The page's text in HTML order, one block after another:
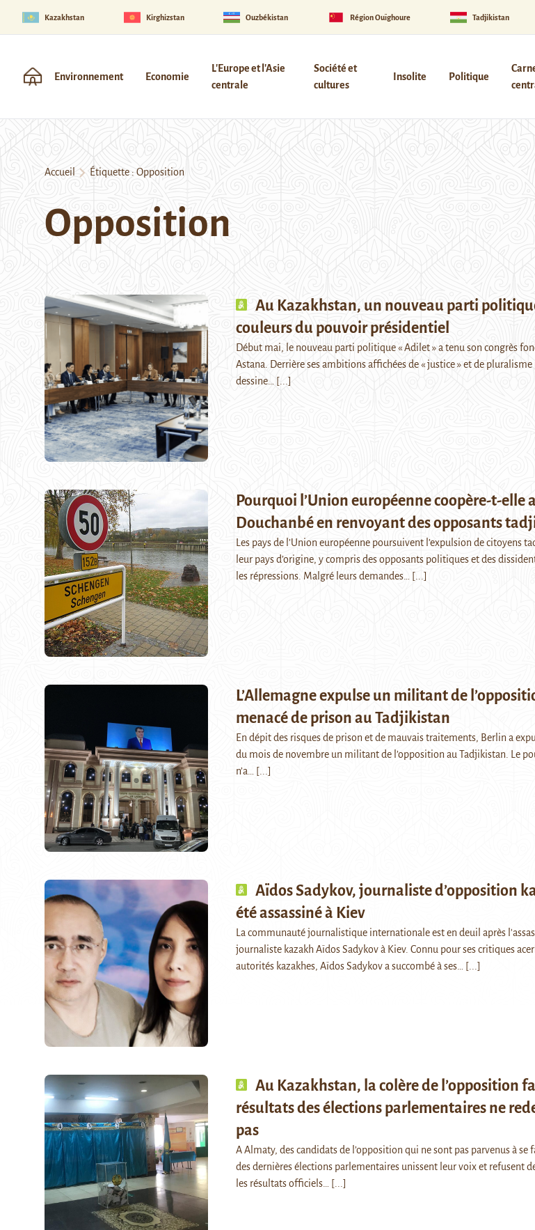
Kazakhstan Kirghizstan Ouzbékistan Région Ouïghoure Tadjikistan
Environnement Economie
L'Europe et l'Asie
centrale
Société et
cultures
Insolite Politique
Accueil Étiquette : Opposition
Opposition
Au Kazakhstan, un nouveau parti
couleurs du pouvoir présidentiel
Début mai, le nouveau parti politique « Adilet » a tenu son congrès
Astana. Derrière ses ambitions affichées de « justice » et de
dessine…
[...]
Pourquoi l’Union européenne coopère-t-elle
Douchanbé en renvoyant des opposants
Les pays de l’Union européenne poursuivent l’expulsion de citoyens
leur pays d’origine, y compris des opposants politiques et des
les répressions. Malgré leurs demandes…
[...]
L’Allemagne expulse un militant de
menacé de prison au Tadjikistan
En dépit des risques de prison et de mauvais traitements, Berlin a
du mois de novembre un militant de l’opposition au Tadjikistan. Le
n’a…
[...]
Aïdos Sadykov, journaliste d’opposition
été assassiné à Kiev
La communauté journalistique internationale est en deuil après
journaliste kazakh Aïdos Sadykov à Kiev. Connu pour ses critiques
autorités kazakhes, Aïdos Sadykov a succombé à ses…
[...]
Au Kazakhstan, la colère de l’opposition
résultats des élections parlementaires ne
pas
A Almaty, des candidats de l’opposition qui ne sont pas parvenus à se
des dernières élections parlementaires unissent leur voix et refusent
les résultats officiels…
[...]